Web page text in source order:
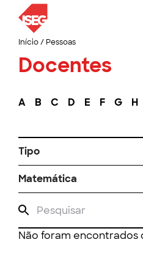
Início/ Pessoas
Docentes
A B C D E F G H
Tipo
Matemática
Não foram encontrados